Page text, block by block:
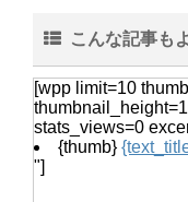
女
級
こんな記事も
[wpp limit=10
stats_views=0
{thumb}
"]